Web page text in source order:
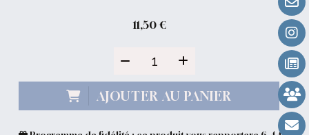
11,50€
AJOUTER AU PANIER